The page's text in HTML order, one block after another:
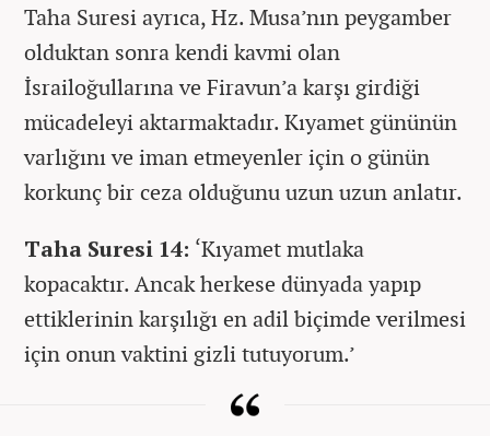
Taha Suresi ayrıca, Hz. Musa’nın peygamber
olduktan sonra kendi kavmi olan
İsrailoğullarına ve Firavun’a karşı girdiği
mücadeleyi aktarmaktadır. Kıyamet gününün
varlığını ve iman etmeyenler için o günün
korkunç bir ceza olduğunu uzun uzun anlatır.
Taha Suresi 14: ‘Kıyamet mutlaka
kopacaktır. Ancak herkese dünyada yapıp
ettiklerinin karşılığı en adil biçimde verilmesi
için onun vaktini gizli tutuyorum.’